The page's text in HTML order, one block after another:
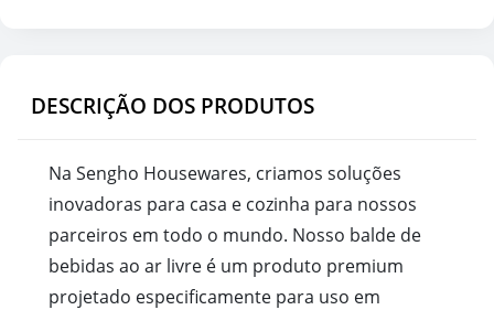
DESCRIÇÃO DOS PRODUTOS
Na Sengho Housewares, criamos soluções
inovadoras para casa e cozinha para nossos
parceiros em todo o mundo. Nosso balde de
bebidas ao ar livre é um produto premium
projetado especificamente para uso em